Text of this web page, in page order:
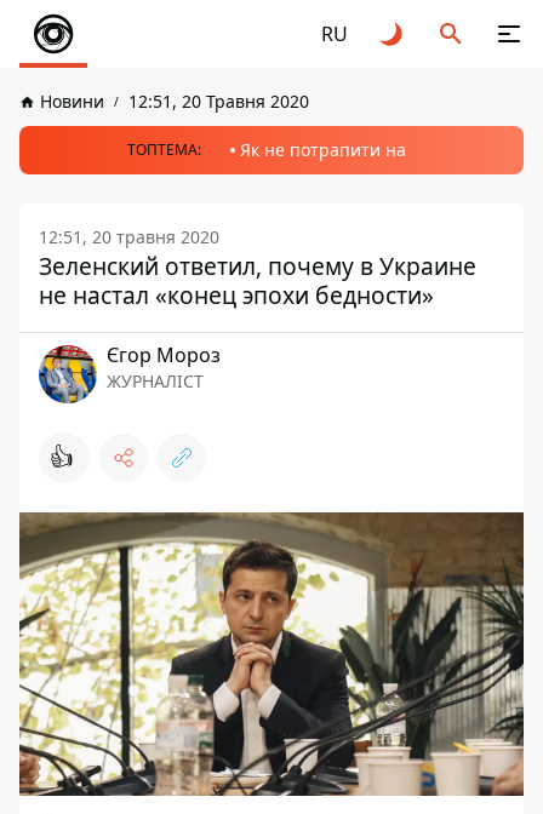
RU
Новини 12:51, 20 Травня 2020
ТОПТЕМА: Як не потрапити на
12:51, 20 травня 2020
Зеленский ответил, почему в Украине
не настал «конец эпохи бедности»
Єгор Мороз
ЖУРНАЛІСТ
👍